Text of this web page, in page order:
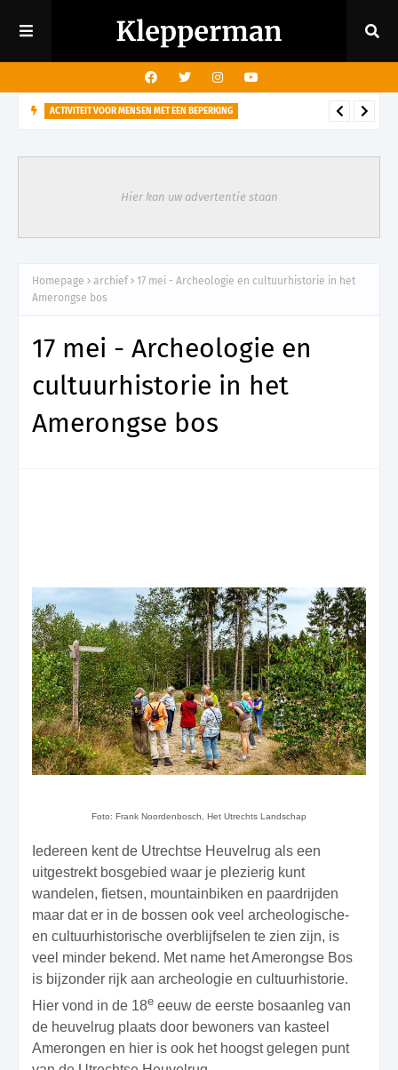
ACTIVITEIT VOOR MENSEN MET EEN BEPERKING
visuele beperking
Hier kan uw advertentie staan
Homepage archief
17 mei - Archeologie en cultuurhistorie in het
Amerongse bos
17 mei - Archeologie en
cultuurhistorie in het
Amerongse bos
Foto: Frank Noordenbosch, Het Utrechts Landschap
Iedereen kent de Utrechtse Heuvelrug als een
uitgestrekt bosgebied waar je plezierig kunt
wandelen, fietsen, mountainbiken en paardrijden
maar dat er in de bossen ook veel archeologische-
en cultuurhistorische overblijfselen te zien zijn, is
veel minder bekend. Met name het Amerongse Bos
is bijzonder rijk aan archeologie en cultuurhistorie.
Hier vond in de 18e eeuw de eerste bosaanleg van
de heuvelrug plaats door bewoners van kasteel
Amerongen en hier is ook het hoogst gelegen punt